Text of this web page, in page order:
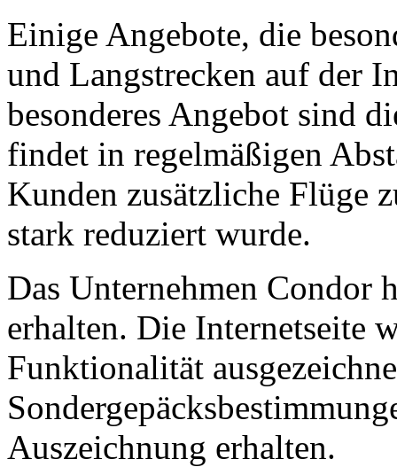
Einige Angebote, die
und Langstrecken auf der
besonderes Angebot sind
findet in regelmäßigen
Kunden zusätzliche Flüge
stark reduziert wurde.
Das Unternehmen Condor
erhalten. Die Internetseite
Funktionalität
Auszeichnung erhalten.